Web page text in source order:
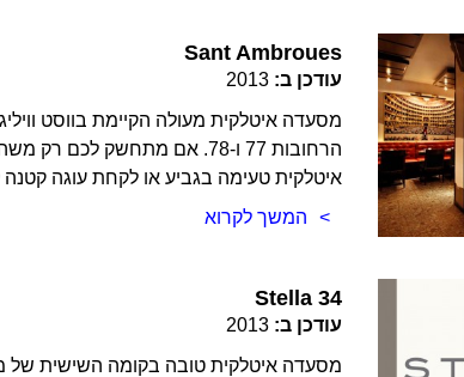
Sant Ambroues
עודכן ב: 2013
הרחובות 77 ו-78. אם מתחשק
איטלקית טעימה בגביע או לקחת עוגה
המשך לקרוא
Stella 34
עודכן ב: 2013
מסעדה איטלקית טובה בקומה השישית של